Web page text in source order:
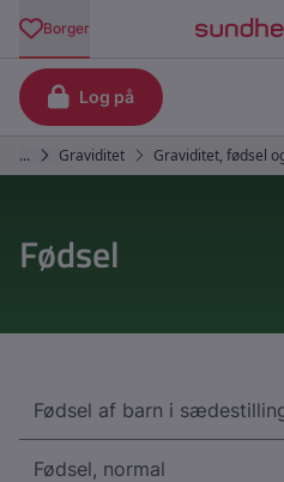
Fødsel
Fødsel af barn i
Fødsel, normal